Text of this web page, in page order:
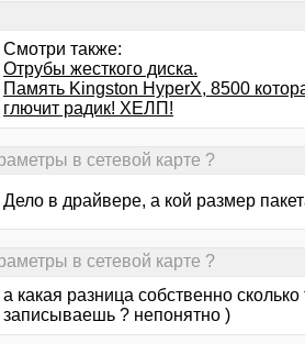
Смотри также:
Отрубы жесткого диска.
Память Kingston HyperX, 8500
глючит радик! ХЕЛП!
в сетевой карте ?
Дело в драйвере, а кой размер
в сетевой карте ?
а какая разница собственно
записываешь ? непонятно )